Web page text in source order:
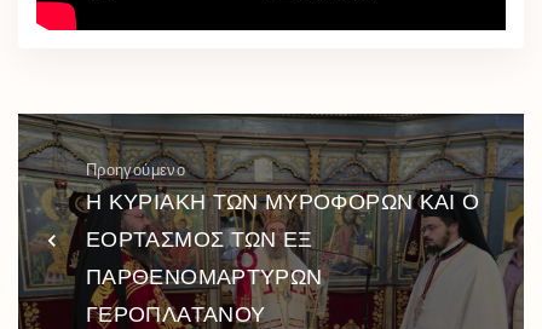
Προηγούμενο
Η ΚΥΡΙΑΚΗ ΤΩΝ ΜΥΡΟΦΟΡΩΝ ΚΑΙ Ο
ΕΟΡΤΑΣΜΟΣ ΤΩΝ ΕΞ
ΠΑΡΘΕΝΟΜΑΡΤΥΡΩΝ
ΓΕΡΟΠΛΑΤΑΝΟΥ